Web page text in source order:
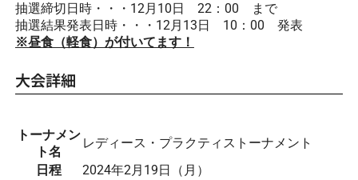
抽選締切日時・・・12月10日 22：00 まで
抽選結果発表日時・・・12月13日 10：00 発表
※昼食（軽食）が付いてます！
大会詳細
トーナメン
ト名
レディース・プラクティストーナメント
日程
2024年2月19日（月）